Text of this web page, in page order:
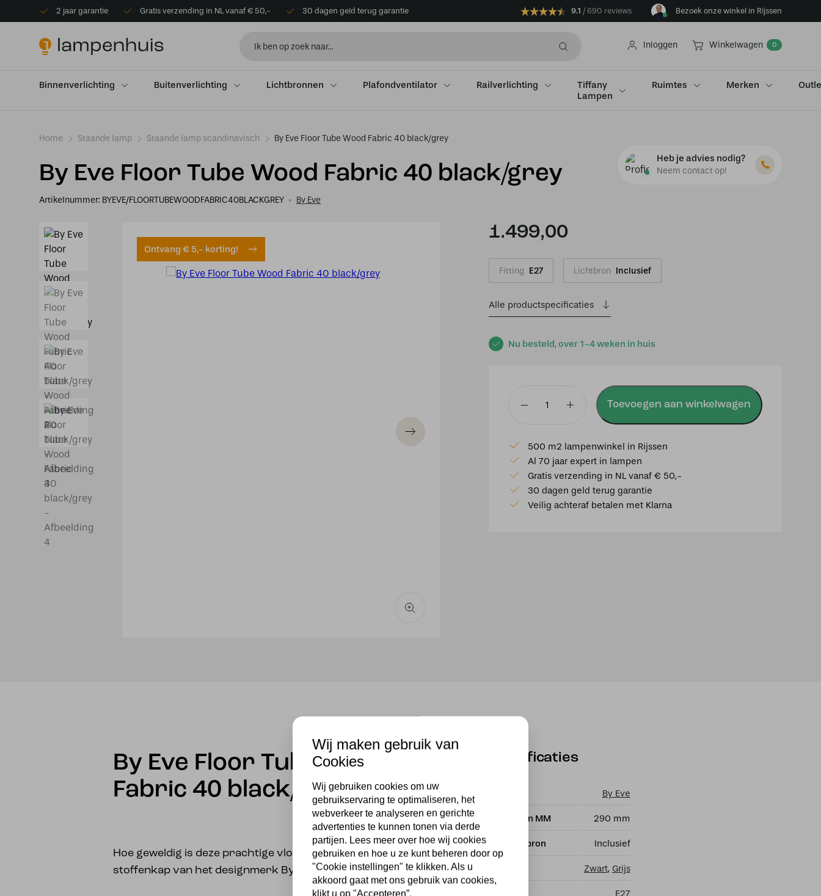
2 jaar garantie Gratis verzending in NL vanaf € 50,- 30 dagen geld terug garantie 9.1 690 reviews Bezoek onze winkel in Rijssen
Inloggen Winkelwagen 0
Binnenverlichting Buitenverlichting Lichtbronnen Plafondventilator Railverlichting
Tiffany
Lampen
Ruimtes Merken
Home Staande lamp Staande lamp scandinavisch By Eve Floor Tube Wood Fabric 40 black/grey
By Eve Floor Tube Wood Fabric 40 black/grey
Artikelnummer: BYEVE/FLOORTUBEWOODFABRIC40BLACKGREY By Eve
Heb je advies nodig?
Neem contact op!
Ontvang € 5,- korting!
Nu besteld, over 1-4 weken in huis
1.499,00
Fitting E27 Lichtbron Inclusief
Alle productspecificaties
Floor
Tube
Wood
Fabric
40
black/grey
Toevoegen aan winkelwagen
500 m2 lampenwinkel in Rijssen
Al 70 jaar expert in lampen
Gratis verzending in NL vanaf € 50,-
30 dagen geld terug garantie
Veilig achteraf betalen met Klarna
By Eve Floor Tube Wood
Fabric 40 black/grey
Hoe geweldig is deze prachtige vloerlamp met een
stoffenkap van het designmerk By Eve.
Specificaties
By Eve
Breedte in MM 290 mm
Met lichtbron Inclusief
Zwart, Grijs
E27
Wij maken gebruik van
Cookies
Wij gebruiken cookies om uw
gebruikservaring te optimaliseren, het
webverkeer te analyseren en gerichte
advertenties te kunnen tonen via derde
partijen. Lees meer over hoe wij cookies
gebruiken en hoe u ze kunt beheren door op
"Cookie instellingen" te klikken. Als u
akkoord gaat met ons gebruik van cookies,
klikt u op "Accepteren”.